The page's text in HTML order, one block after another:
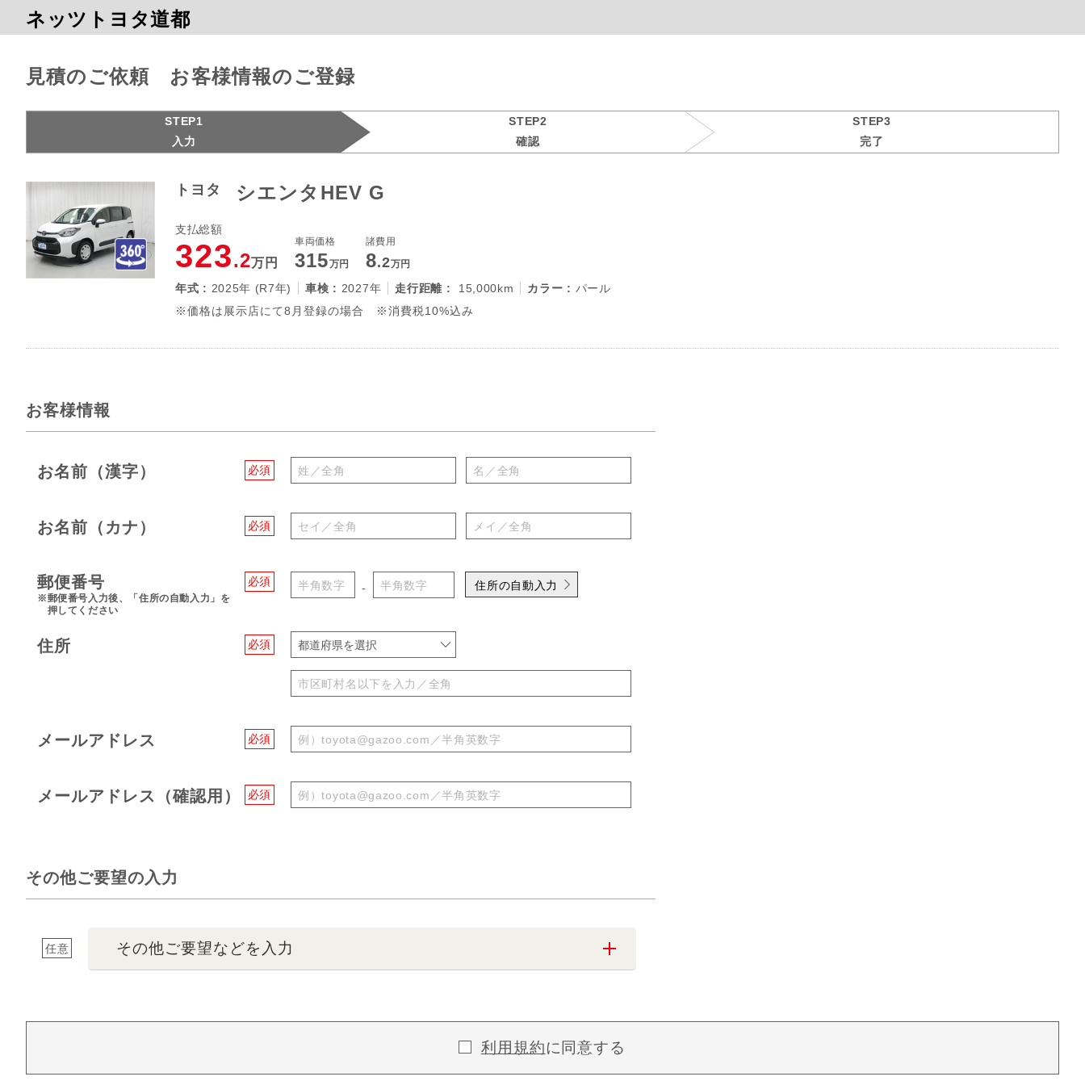
ネッツトヨタ道都
見積のご依頼 お客様情報のご登録
STEP1
入力
STEP2
確認
STEP3
完了
トヨタ シエンタHEV G
支払総額
323.2万円
車両価格
315万円
諸費用
8.2万円
年式 : 2025年 (R7年) 車検 : 2027年 走行距離 : 15,000km カラー : パール
※価格は展示店にて8月登録の場合 ※消費税10%込み
お客様情報
必須
お名前（漢字）
必須
お名前（カナ）
必須
郵便番号
※郵便番号入力後、「住所の自動入力」を
押してください
- 住所の自動入力
必須
住所 都道府県を選択
必須
メールアドレス
必須
メールアドレス（確認用）
その他ご要望の入力
任意 その他ご要望などを入力
利用規約に同意する